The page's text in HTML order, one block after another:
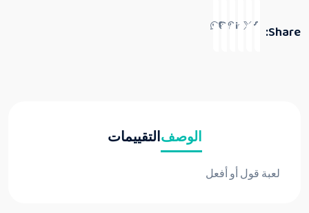
Share:
الوصفالتقييمات
لعبة قول أو أفعل